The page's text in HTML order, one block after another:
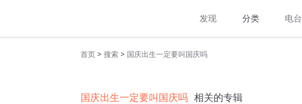
发现 分类 电台
首页 > 搜索 > 国庆出生一定要叫国庆吗
国庆出生一定要叫国庆吗 相关的专辑